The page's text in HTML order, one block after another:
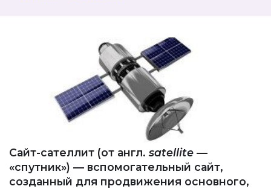
Сайт-сателлит (от англ. satellite —
«спутник») — вспомогательный сайт,
созданный для продвижения основного,